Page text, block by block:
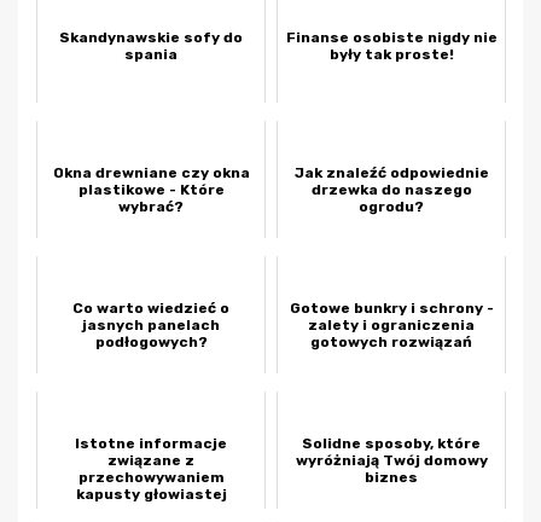
Skandynawskie sofy do
spania
Finanse osobiste nigdy nie
były tak proste!
Okna drewniane czy okna
plastikowe - Które
wybrać?
Jak znaleźć odpowiednie
drzewka do naszego
ogrodu?
Co warto wiedzieć o
jasnych panelach
podłogowych?
Gotowe bunkry i schrony -
zalety i ograniczenia
gotowych rozwiązań
Istotne informacje
związane z
przechowywaniem
kapusty głowiastej
Solidne sposoby, które
wyróżniają Twój domowy
biznes